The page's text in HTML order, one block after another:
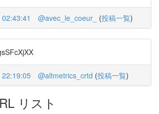
@avec_le_coeur_ (投稿一覧)
@altmetrics_crtd (投稿一覧)
リスト